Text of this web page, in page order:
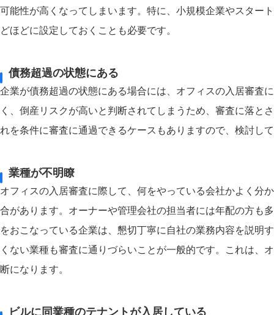
可能性が高くなってしまいます。特に、小規模企業やスター
どほどに設定しておくことも必要です。
債務超過の状態にある
企業が債務超過の状態にある場合には、オフィスの入居審査
く、倒産リスクが高いと判断されてしまうため、審査に落
れを条件に審査に通過できるケースもありますので、検討し
業種が不明瞭
オフィスの入居審査に際して、何をやっている会社かよく分
合があります。オーナーや管理会社の担当者には年配の方も
をおこなっている企業は、懇切丁寧に自社の業務内容を説明
くない業種も審査に通りづらいことが一般的です。これは
断になります。
ビルに同業種のテナントが入居している